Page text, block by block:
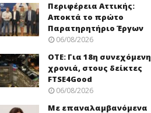
Περιφέρεια Αττικής:
Αποκτά το πρώτο
Παρατηρητήριο Έργων
06/08/2026
ΟΤΕ: Για 18η συνεχόμενη
χρονιά, στους δείκτες
FTSE4Good
06/08/2026
Με επαναλαμβανόμενα